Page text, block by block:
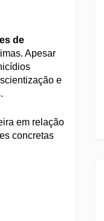
de
Apesar
e
em relação
concretas